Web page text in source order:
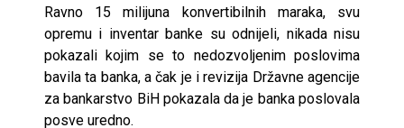
Ravno 15 milijuna konvertibilnih maraka, svu
opremu i inventar banke su odnijeli, nikada nisu
pokazali kojim se to nedozvoljenim poslovima
bavila ta banka, a čak je i revizija Državne agencije
za bankarstvo BiH pokazala da je banka poslovala
posve uredno.